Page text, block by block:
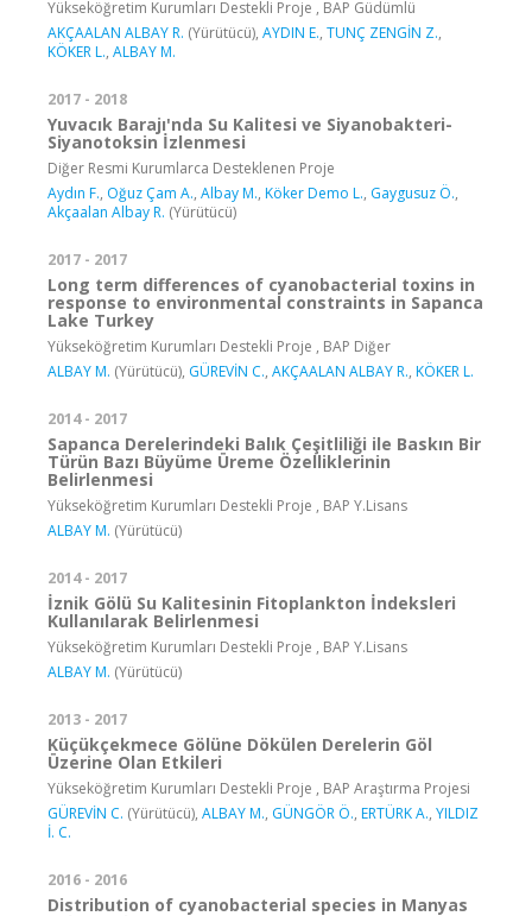
Yükseköğretim Kurumları Destekli Proje , BAP Güdümlü
AKÇAALAN ALBAY R. (Yürütücü), AYDIN E., TUNÇ ZENGİN Z.,
KÖKER L., ALBAY M.
2017 - 2018
Yuvacık Barajı'nda Su Kalitesi ve Siyanobakteri-
Siyanotoksin İzlenmesi
Diğer Resmi Kurumlarca Desteklenen Proje
Aydın F., Oğuz Çam A., Albay M., Köker Demo L., Gaygusuz Ö.,
Akçaalan Albay R. (Yürütücü)
2017 - 2017
Long term differences of cyanobacterial toxins in
response to environmental constraints in Sapanca
Lake Turkey
Yükseköğretim Kurumları Destekli Proje , BAP Diğer
ALBAY M. (Yürütücü), GÜREVİN C., AKÇAALAN ALBAY R., KÖKER L.
2014 - 2017
Sapanca Derelerindeki Balık Çeşitliliği ile Baskın Bir
Türün Bazı Büyüme Üreme Özelliklerinin
Belirlenmesi
Yükseköğretim Kurumları Destekli Proje , BAP Y.Lisans
ALBAY M. (Yürütücü)
2014 - 2017
İznik Gölü Su Kalitesinin Fitoplankton İndeksleri
Kullanılarak Belirlenmesi
Yükseköğretim Kurumları Destekli Proje , BAP Y.Lisans
ALBAY M. (Yürütücü)
2013 - 2017
Küçükçekmece Gölüne Dökülen Derelerin Göl
Üzerine Olan Etkileri
Yükseköğretim Kurumları Destekli Proje , BAP Araştırma Projesi
GÜREVİN C. (Yürütücü), ALBAY M., GÜNGÖR Ö., ERTÜRK A., YILDIZ
İ. C.
2016 - 2016
Distribution of cyanobacterial species in Manyas